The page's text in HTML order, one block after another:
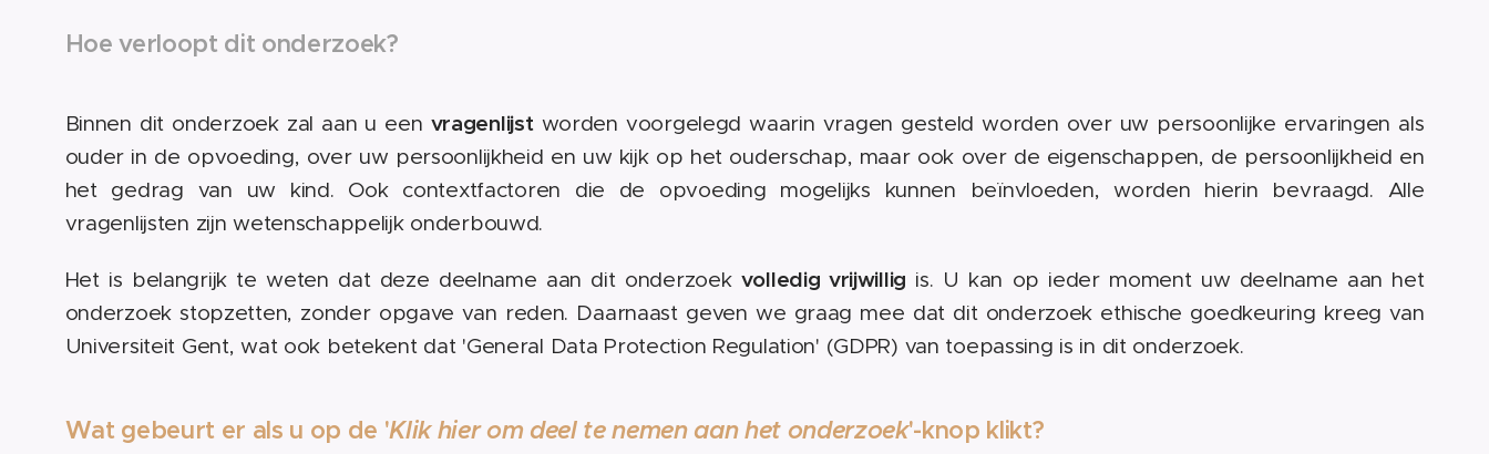
Hoe verloopt dit onderzoek?
Binnen dit onderzoek zal aan u een vragenlijstworden voorgelegd waarin vragen gesteld worden over uw persoonlijke ervaringen als
ouder in de opvoeding, over uw persoonlijkheid en uw kijk op het ouderschap, maar ook over de eigenschappen, de persoonlijkheid en
het gedrag van uw kind. Ook contextfactoren die de opvoeding mogelijks kunnen beïnvloeden, worden hierin bevraagd. Alle
vragenlijsten zijn wetenschappelijk onderbouwd.
Het is belangrijk te weten dat deze deelname aan dit onderzoek volledig vrijwillig is. U kan op ieder moment uw deelname aan het
onderzoek stopzetten, zonder opgave van reden. Daarnaast geven we graag mee dat dit onderzoek ethische goedkeuring kreeg van
Universiteit Gent, wat ook betekent dat 'General Data Protection Regulation' (GDPR) van toepassing is in dit onderzoek.
Wat gebeurt er als u op de 'Klik hier om deel te nemen aan het onderzoek'-knop klikt?